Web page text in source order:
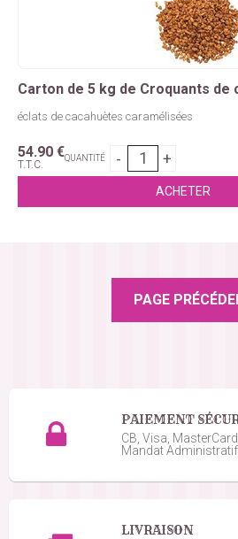
Carton de 5 kg de Croquants de
éclats de cacahuètes caramélisées
54.90 €
T.T.C. QUANTITÉ
PAIEMENT
CB, Visa,
Mandat Administratif.
LIVRAISON